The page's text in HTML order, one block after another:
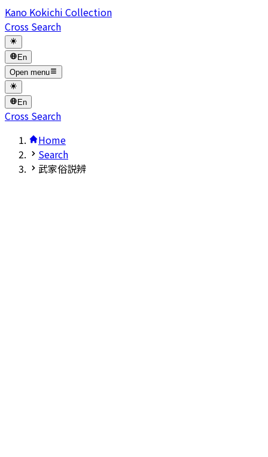
Kano Kokichi Collection
Cross Search
En
Open menu
En
Cross Search
Home
Search
武家俗説辨